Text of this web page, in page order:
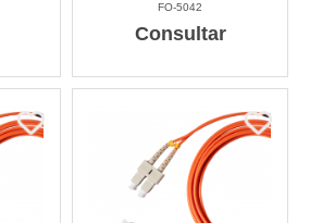
FO-5042
Consultar